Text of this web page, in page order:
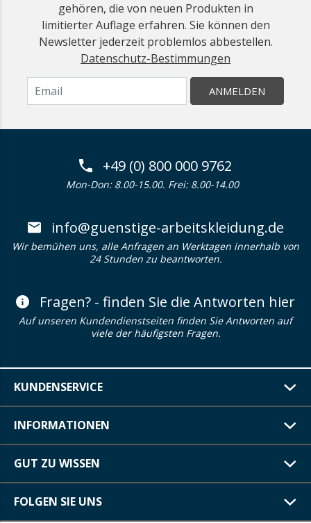
gehören, die von neuen Produkten in
limitierter Auflage erfahren. Sie können den
Newsletter jederzeit problemlos abbestellen.
Datenschutz-Bestimmungen
ANMELDEN
+49 (0) 800 000 9762
Mon-Don: 8.00-15.00. Frei: 8.00-14.00
info@guenstige-arbeitskleidung.de
Wir bemühen uns, alle Anfragen an Werktagen innerhalb von
24 Stunden zu beantworten.
Fragen? - finden Sie die Antworten hier
Auf unseren Kundendienstseiten finden Sie Antworten auf
viele der häufigsten Fragen.
KUNDENSERVICE
INFORMATIONEN
GUT ZU WISSEN
FOLGEN SIE UNS